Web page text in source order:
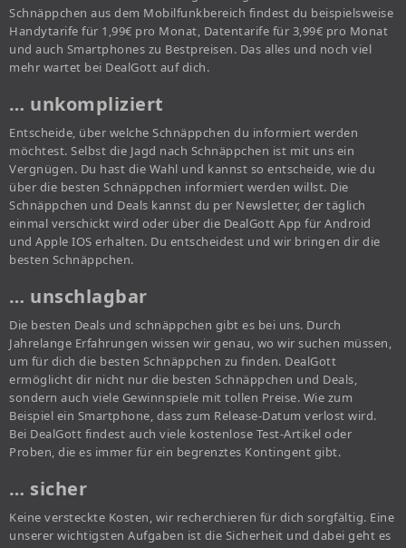
Schnäppchen aus dem Mobilfunkbereich findest du beispielsweise
Handytarife für 1,99€ pro Monat, Datentarife für 3,99€ pro Monat
und auch Smartphones zu Bestpreisen. Das alles und noch viel
mehr wartet bei DealGott auf dich.
… unkompliziert
Entscheide, über welche Schnäppchen du informiert werden
möchtest. Selbst die Jagd nach Schnäppchen ist mit uns ein
Vergnügen. Du hast die Wahl und kannst so entscheide, wie du
über die besten Schnäppchen informiert werden willst. Die
Schnäppchen und Deals kannst du per Newsletter, der täglich
einmal verschickt wird oder über die DealGott App für Android
und Apple IOS erhalten. Du entscheidest und wir bringen dir die
besten Schnäppchen.
… unschlagbar
Die besten Deals und schnäppchen gibt es bei uns. Durch
Jahrelange Erfahrungen wissen wir genau, wo wir suchen müssen,
um für dich die besten Schnäppchen zu finden. DealGott
ermöglicht dir nicht nur die besten Schnäppchen und Deals,
sondern auch viele Gewinnspiele mit tollen Preise. Wie zum
Beispiel ein Smartphone, dass zum Release-Datum verlost wird.
Bei DealGott findest auch viele kostenlose Test-Artikel oder
Proben, die es immer für ein begrenztes Kontingent gibt.
… sicher
Keine versteckte Kosten, wir recherchieren für dich sorgfältig. Eine
unserer wichtigsten Aufgaben ist die Sicherheit und dabei geht es